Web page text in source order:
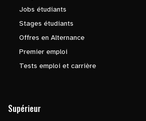
Jobs étudiants
Stages étudiants
Offres en Alternance
Premier emploi
Tests emploi et carrière
Supérieur